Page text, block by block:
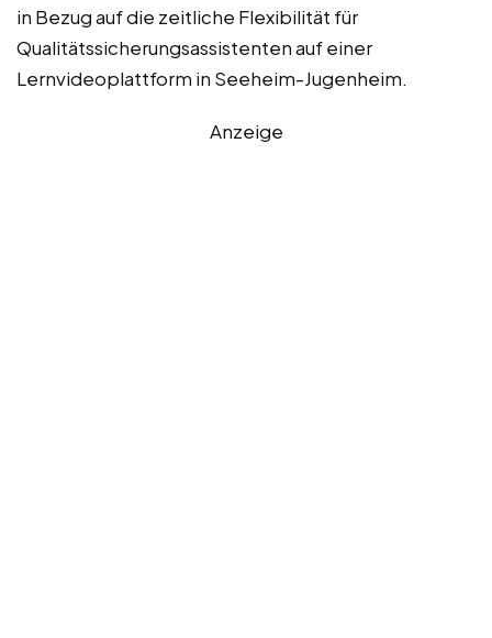
in Bezug auf die zeitliche Flexibilität für
Qualitätssicherungsassistenten auf einer
Lernvideoplattform in Seeheim-Jugenheim.
Anzeige